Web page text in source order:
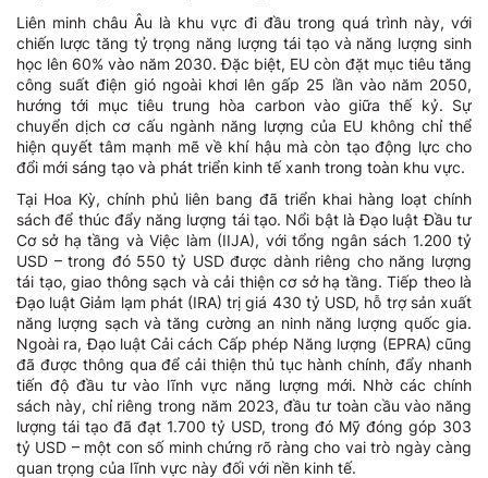
Liên minh châu Âu là khu vực đi đầu trong quá trình này, với
chiến lược tăng tỷ trọng năng lượng tái tạo và năng lượng sinh
học lên 60% vào năm 2030. Đặc biệt, EU còn đặt mục tiêu tăng
công suất điện gió ngoài khơi lên gấp 25 lần vào năm 2050,
hướng tới mục tiêu trung hòa carbon vào giữa thế kỷ. Sự
chuyển dịch cơ cấu ngành năng lượng của EU không chỉ thể
hiện quyết tâm mạnh mẽ về khí hậu mà còn tạo động lực cho
đổi mới sáng tạo và phát triển kinh tế xanh trong toàn khu vực.
Tại Hoa Kỳ, chính phủ liên bang đã triển khai hàng loạt chính
sách để thúc đẩy năng lượng tái tạo. Nổi bật là Đạo luật Đầu tư
Cơ sở hạ tầng và Việc làm (IIJA), với tổng ngân sách 1.200 tỷ
USD – trong đó 550 tỷ USD được dành riêng cho năng lượng
tái tạo, giao thông sạch và cải thiện cơ sở hạ tầng. Tiếp theo là
Đạo luật Giảm lạm phát (IRA) trị giá 430 tỷ USD, hỗ trợ sản xuất
năng lượng sạch và tăng cường an ninh năng lượng quốc gia.
Ngoài ra, Đạo luật Cải cách Cấp phép Năng lượng (EPRA) cũng
đã được thông qua để cải thiện thủ tục hành chính, đẩy nhanh
tiến độ đầu tư vào lĩnh vực năng lượng mới. Nhờ các chính
sách này, chỉ riêng trong năm 2023, đầu tư toàn cầu vào năng
lượng tái tạo đã đạt 1.700 tỷ USD, trong đó Mỹ đóng góp 303
tỷ USD – một con số minh chứng rõ ràng cho vai trò ngày càng
quan trọng của lĩnh vực này đối với nền kinh tế.